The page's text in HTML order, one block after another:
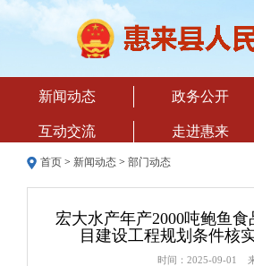
新闻动态 政务公开
互动交流 走进惠来
首页 > 新闻动态 > 部门动态
宏大水产年产2000吨鲍鱼
目建设工程规划条件核
时间：2025-09-01